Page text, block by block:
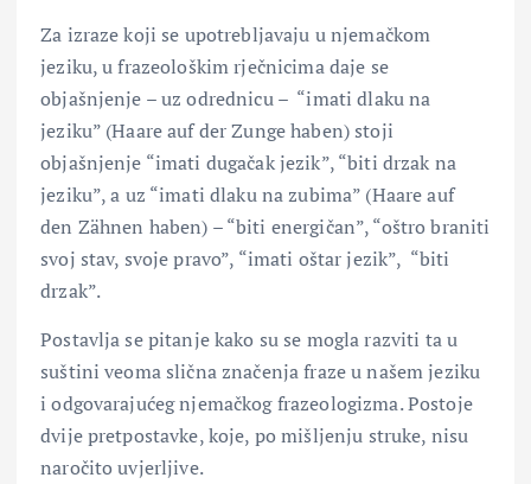
Za izraze koji se upotrebljavaju u njemačkom
jeziku, u frazeološkim rječnicima daje se
objašnjenje – uz odrednicu – “imati dlaku na
jeziku” (Haare auf der Zunge haben) stoji
objašnjenje “imati dugačak jezik”, “biti drzak na
jeziku”, a uz “imati dlaku na zubima” (Haare auf
den Zähnen haben) – “biti energičan”, “oštro braniti
svoj stav, svoje pravo”, “imati oštar jezik”, “biti
drzak”.
Postavlja se pitanje kako su se mogla razviti ta u
suštini veoma slična značenja fraze u našem jeziku
i odgovarajućeg njemačkog frazeologizma. Postoje
dvije pretpostavke, koje, po mišljenju struke, nisu
naročito uvjerljive.